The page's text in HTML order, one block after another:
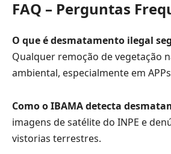
FAQ – Perguntas
O que é desmatamento ilegal
Qualquer remoção de vegetação
ambiental, especialmente em
Como o IBAMA detecta
imagens de satélite do INPE e
vistorias terrestres.